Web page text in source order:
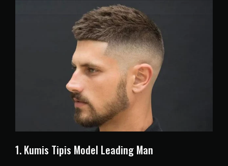
1. Kumis Tipis Model Leading Man